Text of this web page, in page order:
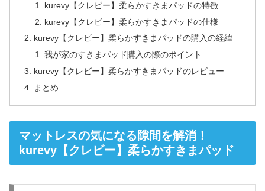
kurevy【クレビー】柔らかすきまパッドの特徴
kurevy【クレビー】柔らかすきまパッドの仕様
kurevy【クレビー】柔らかすきまパッドの購入の経緯
我が家のすきまパッド購入の際のポイント
kurevy【クレビー】柔らかすきまパッドのレビュー
まとめ
マットレスの気になる隙間を解消！
kurevy【クレビー】柔らかすきまパッド